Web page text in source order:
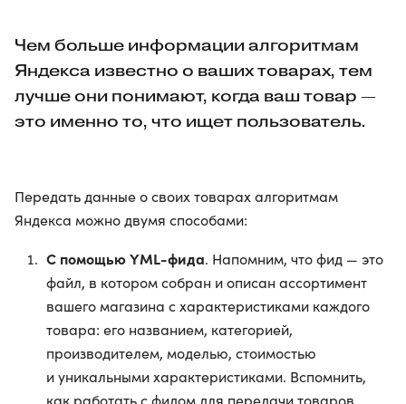
Чем больше информации алгоритмам
Яндекса известно о ваших товарах, тем
лучше они понимают, когда ваш товар —
это именно то, что ищет пользователь.
Передать данные о своих товарах алгоритмам
Яндекса можно двумя способами:
С помощью YML-фида. Напомним, что фид — это
файл, в котором собран и описан ассортимент
вашего магазина с характеристиками каждого
товара: его названием, категорией,
производителем, моделью, стоимостью
и уникальными характеристиками. Вспомнить,
как работать с фидом для передачи товаров,